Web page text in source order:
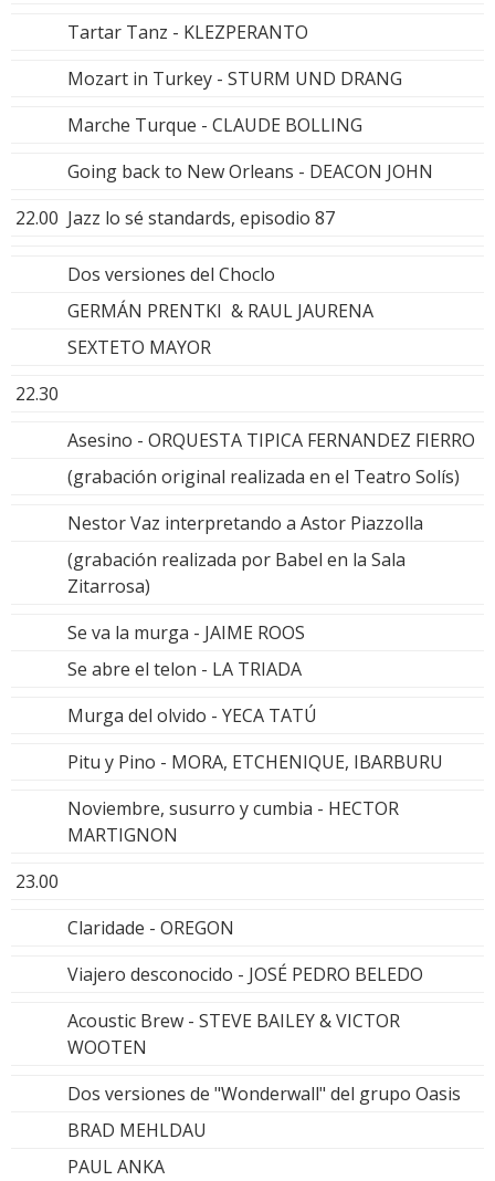
Tartar Tanz - KLEZPERANTO
Mozart in Turkey - STURM UND DRANG
Marche Turque - CLAUDE BOLLING
Going back to New Orleans - DEACON JOHN
22.00 Jazz lo sé standards, episodio 87
Dos versiones del Choclo
GERMÁN PRENTKI & RAUL JAURENA
SEXTETO MAYOR
22.30
Asesino - ORQUESTA TIPICA FERNANDEZ FIERRO
(grabación original realizada en el Teatro Solís)
Nestor Vaz interpretando a Astor Piazzolla
(grabación realizada por Babel en la Sala
Zitarrosa)
Se va la murga - JAIME ROOS
Se abre el telon - LA TRIADA
Murga del olvido - YECA TATÚ
Pitu y Pino - MORA, ETCHENIQUE, IBARBURU
Noviembre, susurro y cumbia - HECTOR
MARTIGNON
23.00
Claridade - OREGON
Viajero desconocido - JOSÉ PEDRO BELEDO
Acoustic Brew - STEVE BAILEY & VICTOR
WOOTEN
Dos versiones de "Wonderwall" del grupo Oasis
BRAD MEHLDAU
PAUL ANKA